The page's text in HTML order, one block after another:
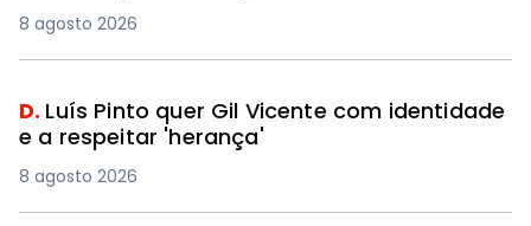
8 agosto 2026
D. Luís Pinto quer Gil Vicente com identidade
e a respeitar 'herança'
8 agosto 2026